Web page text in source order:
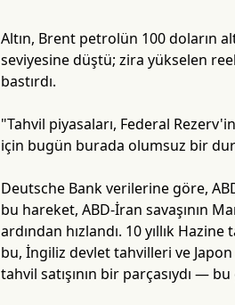
Altın, Brent petrolün 100 doların
seviyesine düştü; zira yükselen
bastırdı.
"Tahvil piyasaları, Federal
için bugün burada olumsuz bir
Deutsche Bank verilerine göre,
bu hareket, ABD-İran savaşının
ardından hızlandı. 10 yıllık
bu, İngiliz devlet tahvilleri ve
tahvil satışının bir parçasıydı —